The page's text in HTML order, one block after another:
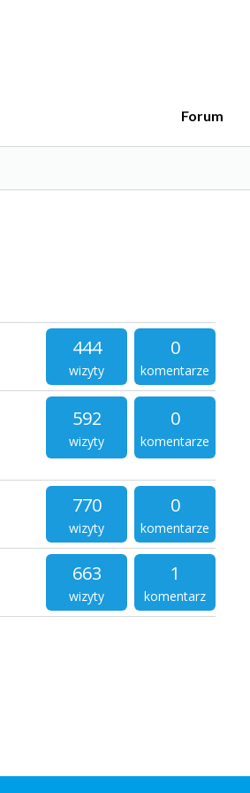
Forum
444
wizyty
0
komentarze
592
wizyty
0
komentarze
770
wizyty
0
komentarze
663
wizyty
1
komentarz